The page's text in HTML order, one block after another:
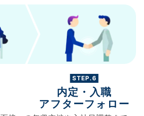
STEP.6
内定・入職
アフターフォロー